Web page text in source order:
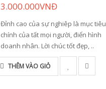
3.000.000VNĐ
Đỉnh cao của sự nghiêp là mục tiêu
chính của tất mọi người, điển hình
doanh nhân. Lời chúc tốt đẹp, ..
THÊM VÀO GIỎ